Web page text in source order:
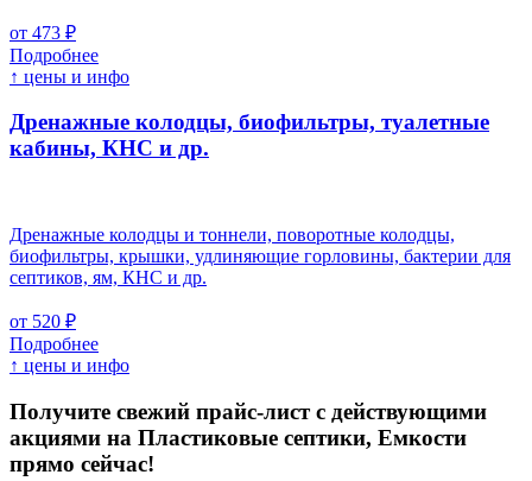
от 473 ₽
Подробнее
↑ цены и инфо
Дренажные колодцы, биофильтры, туалетные
кабины, КНС и др.
Дренажные колодцы и тоннели, поворотные колодцы,
биофильтры, крышки, удлиняющие горловины, бактерии для
септиков, ям, КНС и др.
от 520 ₽
Подробнее
↑ цены и инфо
Получите свежий прайс-лист с действующими
акциями на Пластиковые септики, Емкости
прямо сейчас!